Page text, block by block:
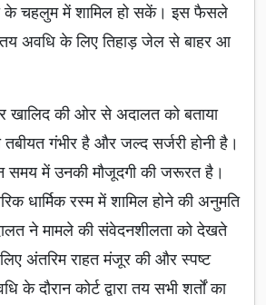
चहलुम में शामिल हो सकें। इस फैसले
अवधि के लिए तिहाड़ जेल से बाहर आ
खालिद की ओर से अदालत को बताया
गंभीर है और जल्द सर्जरी होनी है।
समय में उनकी मौजूदगी की जरूरत है।
धार्मिक रस्म में शामिल होने की अनुमति
ने मामले की संवेदनशीलता को देखते
अंतरिम राहत मंजूर की और स्पष्ट
के दौरान कोर्ट द्वारा तय सभी शर्तों का